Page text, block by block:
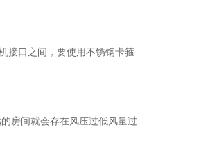
接口之间，要使用不锈钢卡箍
房间就会存在风压过低风量过